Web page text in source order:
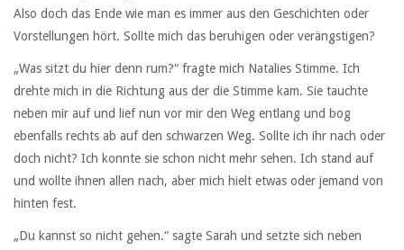
Also doch das Ende wie man es immer aus den Geschichten oder
Vorstellungen hört. Sollte mich das beruhigen oder verängstigen?
„Was sitzt du hier denn rum?“ fragte mich Natalies Stimme. Ich
drehte mich in die Richtung aus der die Stimme kam. Sie tauchte
neben mir auf und lief nun vor mir den Weg entlang und bog
ebenfalls rechts ab auf den schwarzen Weg. Sollte ich ihr nach oder
doch nicht? Ich konnte sie schon nicht mehr sehen. Ich stand auf
und wollte ihnen allen nach, aber mich hielt etwas oder jemand von
hinten fest.
„Du kannst so nicht gehen.“ sagte Sarah und setzte sich neben